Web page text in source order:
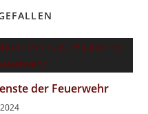
der Feuerwehr